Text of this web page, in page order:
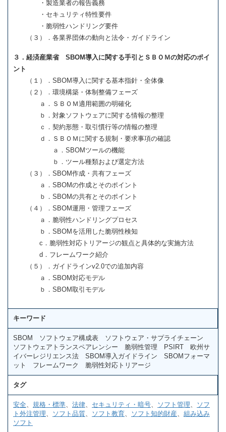
・製造業者の報告義務
・セキュリティ特性要件
・脆弱性ハンドリング要件
（３）．各業界団体の動向と法令・ガイドライン
３．経済産業省 SBOM導入に関する手引とＳＢＯＭの対応のポイ
ント
（１）．SBOM導入に関する基本指針・全体像
（２）．環境構築・体制整備フェーズ
ａ．ＳＢＯＭ適用範囲の明確化
ｂ．対象ソフトウェアに関する情報の整理
ｃ．契約形態・取引慣行等の情報の整理
ｄ．ＳＢＯＭに関する規制・要求事項の確認
ａ．SBOMツールの機能
ｂ．ツール種類および選定方法
（３）．SBOM作成・共有フェーズ
ａ．SBOMの作成とそのポイント
ｂ．SBOMの共有とそのポイント
（４）．SBOM運用・管理フェーズ
ａ．脆弱性ハンドリングプロセス
ｂ．SBOMを活用した脆弱性検知
c．脆弱性対応トリアージの観点と具体的な実施方法
d．フレームワーク紹介
（５）．ガイドラインv2.0での追加内容
ａ．SBOM対応モデル
ｂ．SBOM取引モデル
キーワード
SBOM ソフトウェア構成表 ソフトウェア・サプライチェーン
ソフトウェアトランスペアレンシー 脆弱性管理 PSIRT 欧州サ
イバーレジリエンス法 SBOM導入ガイドライン SBOMフォーマ
ット フレームワーク 脆弱性対応トリアージ
タグ
安全 規格・標準 法律 セキュリティ・暗号 ソフト管理
ソフ
ト外注管理
ソフト品質 ソフト教育 ソフト知的財産
組み込み
ソフト